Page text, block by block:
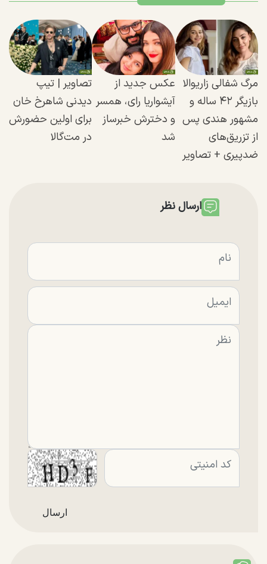
مرگ شفالی زاریوالا
بازیگر ۴۲ ساله و
مشهور هندی پس
از تزریق‌های
ضدپیری + تصاویر
عکس جدید از
آیشواریا رای، همسر
و دخترش خبرساز
شد
تصاویر | تیپ
دیدنی شاهرخ خان
برای اولین حضورش
در مت‌گالا
ارسال نظر